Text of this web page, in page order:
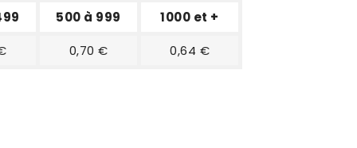
500 à 999
1000 et +
0,70 € 0,64 €